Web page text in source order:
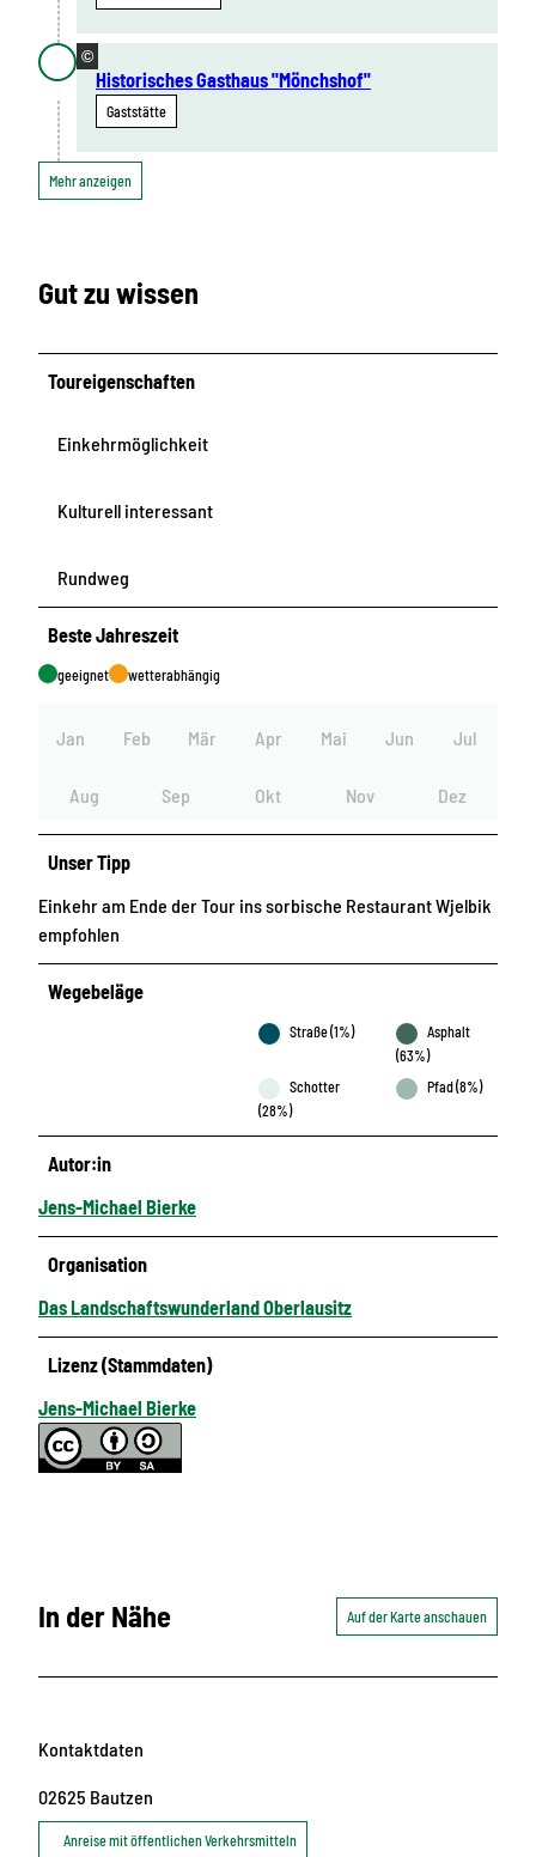
©
Historisches Gasthaus "Mönchshof"
Gaststätte
Mehr anzeigen
Gut zu wissen
Toureigenschaften
Einkehrmöglichkeit
Kulturell interessant
Rundweg
Beste Jahreszeit
geeignet wetterabhängig
Jan Feb Mär Apr Mai Jun Jul
Aug Sep Okt Nov Dez
Unser Tipp
Einkehr am Ende der Tour ins sorbische Restaurant Wjelbik
empfohlen
Wegebeläge
Straße (1%)
Asphalt
(63%)
Schotter
(28%)
Pfad (8%)
Autor:in
Jens-Michael Bierke
Organisation
Das Landschaftswunderland Oberlausitz
Lizenz (Stammdaten)
Jens-Michael Bierke
In der Nähe Auf der Karte anschauen
Kontaktdaten
02625 Bautzen
Anreise mit öffentlichen Verkehrsmitteln